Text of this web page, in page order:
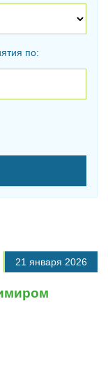
по:
21 января 2026